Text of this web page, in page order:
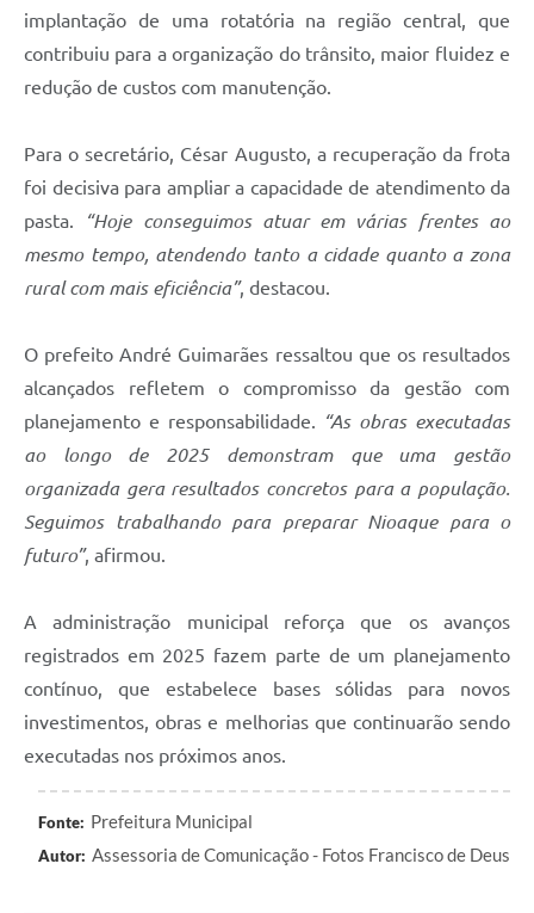
implantação de uma rotatória na região central, que
contribuiu para a organização do trânsito, maior fluidez e
redução de custos com manutenção.
Para o secretário, César Augusto, a recuperação da frota
foi decisiva para ampliar a capacidade de atendimento da
pasta.
“Hoje conseguimos atuar em várias frentes ao
mesmo tempo, atendendo tanto a cidade quanto a zona
rural com mais eficiência”, destacou.
O prefeito André Guimarães ressaltou que os resultados
alcançados refletem o compromisso da gestão com
planejamento e responsabilidade. “As obras executadas
ao longo de 2025 demonstram que uma gestão
organizada gera resultados concretos para a população.
Seguimos trabalhando para preparar Nioaque para o
futuro”, afirmou.
A administração municipal reforça que os avanços
registrados em 2025 fazem parte de um planejamento
contínuo, que estabelece bases sólidas para novos
investimentos, obras e melhorias que continuarão sendo
executadas nos próximos anos.
Fonte: Prefeitura Municipal
Autor: Assessoria de Comunicação - Fotos Francisco de Deus